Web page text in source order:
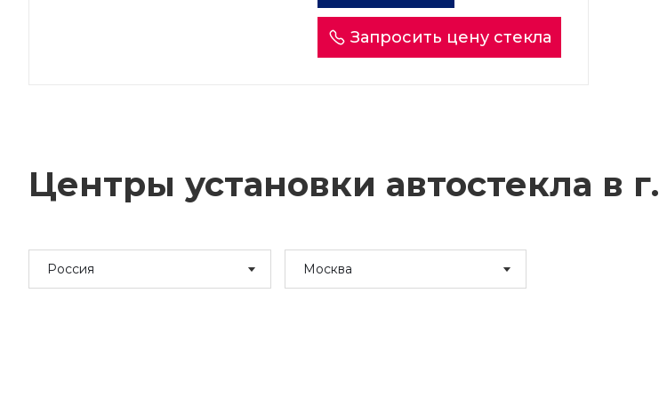
Запросить цену стекла
Центры установки автостекла в г.
Россия Москва